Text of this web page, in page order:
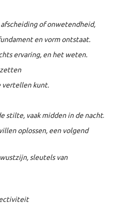
of onwetendheid,
en vorm ontstaat.
ervaring, en het weten.
vertellen kunt.
stilte, vaak midden in de nacht.
oplossen, een volgend
sleutels van